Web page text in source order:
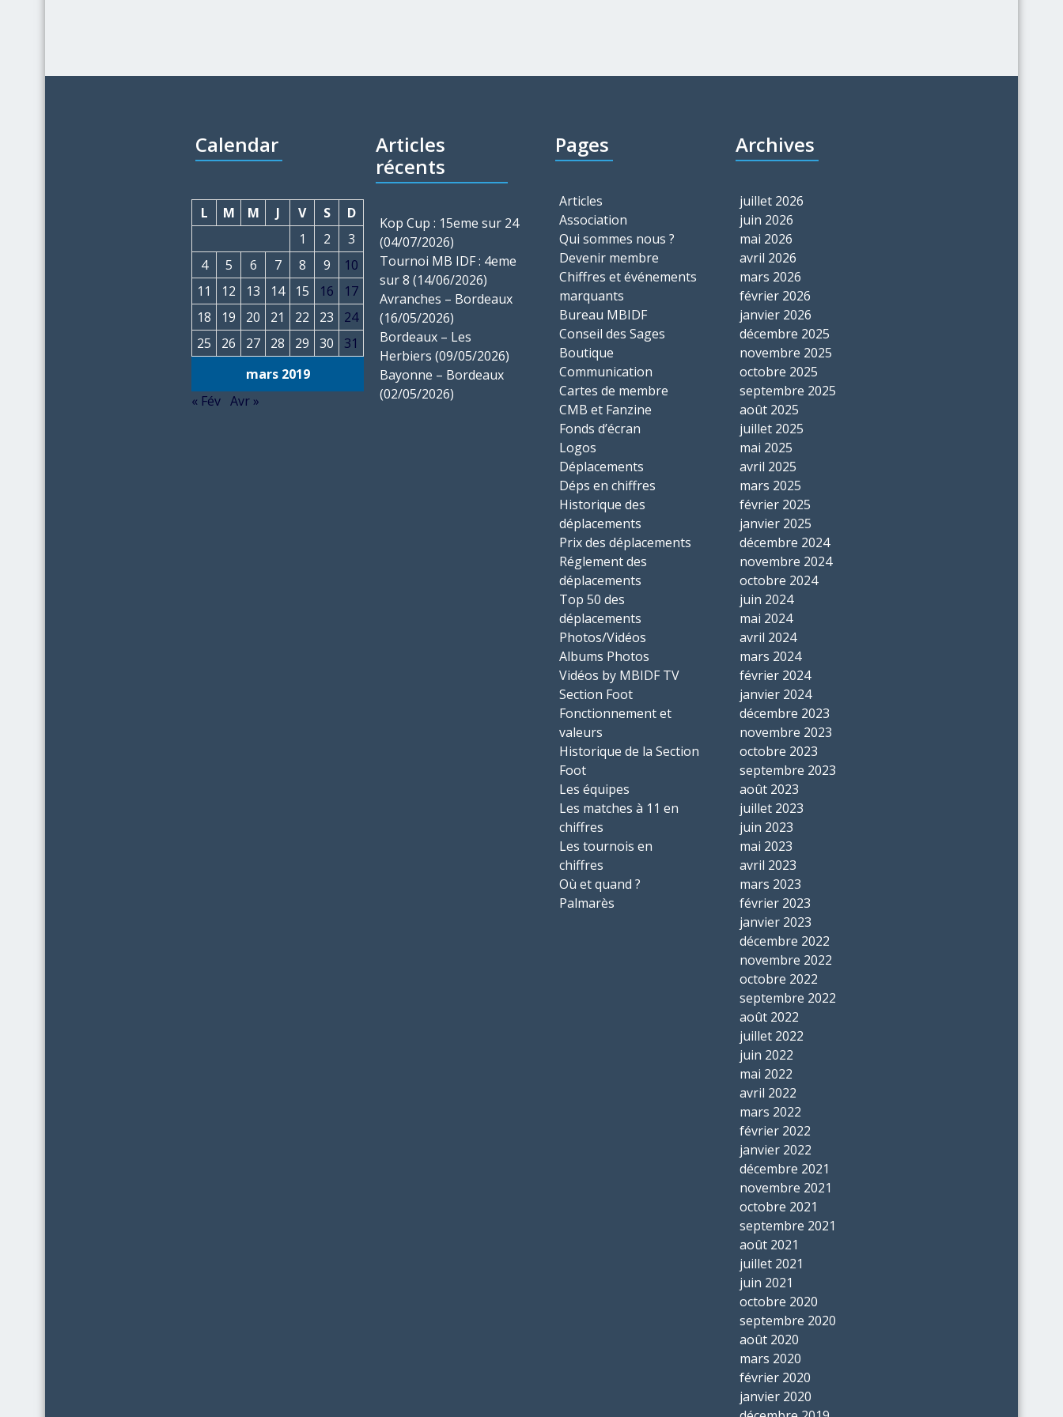
Calendar
mars 2019
L M M J V S
D
1
2
3
4
5 6 7 8 9
10
11
12 13 14 15 16
17
18
19 20 21 22 23
24
25
26 27 28 29 30 31
« Fév Avr »
Articles
récents
Kop Cup : 15eme sur 24
(04/07/2026)
Tournoi MB IDF : 4eme
sur 8 (14/06/2026)
Avranches – Bordeaux
(16/05/2026)
Bordeaux – Les
Herbiers (09/05/2026)
Bayonne – Bordeaux
(02/05/2026)
Pages
Articles
Association
Qui sommes nous ?
Devenir membre
Chiffres et événements
marquants
Bureau MBIDF
Conseil des Sages
Boutique
Communication
Cartes de membre
CMB et Fanzine
Fonds d’écran
Logos
Déplacements
Déps en chiffres
Historique des
déplacements
Prix des déplacements
Réglement des
déplacements
Top 50 des
déplacements
Photos/Vidéos
Albums Photos
Vidéos by MBIDF TV
Section Foot
Fonctionnement et
valeurs
Historique de la Section
Foot
Les équipes
Les matches à 11 en
chiffres
Les tournois en
chiffres
Où et quand ?
Palmarès
Archives
juillet 2026
juin 2026
mai 2026
avril 2026
mars 2026
février 2026
janvier 2026
décembre 2025
novembre 2025
octobre 2025
septembre 2025
août 2025
juillet 2025
mai 2025
avril 2025
mars 2025
février 2025
janvier 2025
décembre 2024
novembre 2024
octobre 2024
juin 2024
mai 2024
avril 2024
mars 2024
février 2024
janvier 2024
décembre 2023
novembre 2023
octobre 2023
septembre 2023
août 2023
juillet 2023
juin 2023
mai 2023
avril 2023
mars 2023
février 2023
janvier 2023
décembre 2022
novembre 2022
octobre 2022
septembre 2022
août 2022
juillet 2022
juin 2022
mai 2022
avril 2022
mars 2022
février 2022
janvier 2022
décembre 2021
novembre 2021
octobre 2021
septembre 2021
août 2021
juillet 2021
juin 2021
octobre 2020
septembre 2020
août 2020
mars 2020
février 2020
janvier 2020